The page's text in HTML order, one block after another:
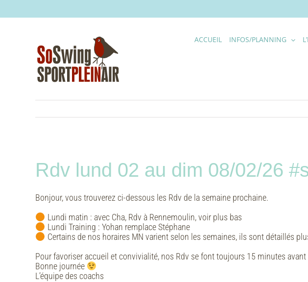
ACCUEIL INFOS/PLANNING
Rdv lund 02 au dim 08/02/26
Bonjour, vous trouverez ci-dessous les Rdv de la semaine prochaine.
Lundi matin : avec Cha, Rdv à Rennemoulin, voir plus bas
Lundi Training : Yohan remplace Stéphane
Certains de nos horaires MN varient selon les semaines, ils sont détaillés
Pour favoriser accueil et convivialité, nos Rdv se font toujours 15 minutes
Bonne journée
L’équipe des coachs